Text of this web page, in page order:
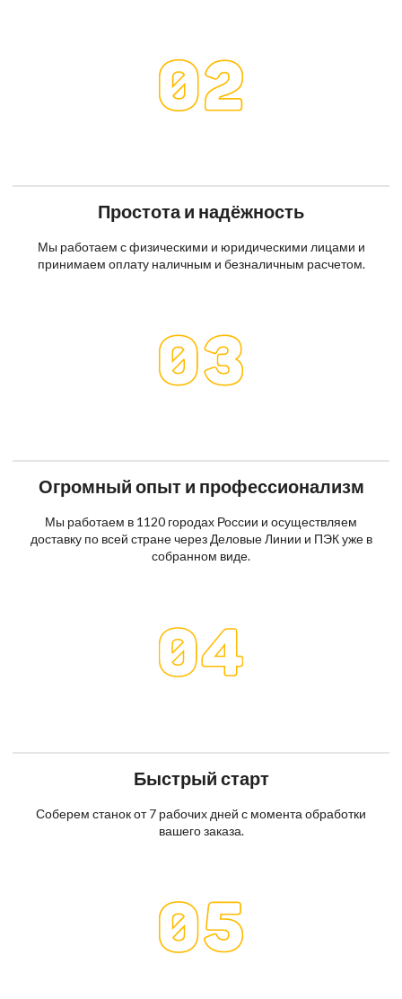
Простота и надёжность
Мы работаем с физическими и юридическими лицами и
принимаем оплату наличным и безналичным расчетом.
Огромный опыт и профессионализм
Мы работаем в 1120 городах России и осуществляем
доставку по всей стране через Деловые Линии и ПЭК уже в
собранном виде.
Быстрый старт
Соберем станок от 7 рабочих дней с момента обработки
вашего заказа.